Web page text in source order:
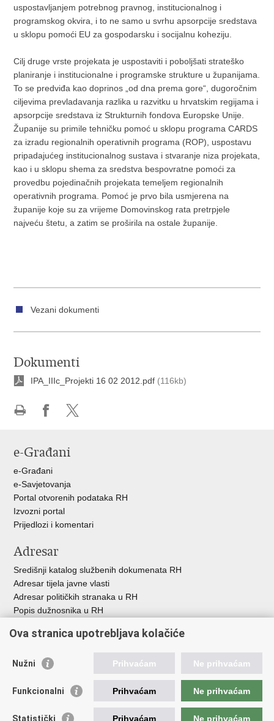
uspostavljanjem potrebnog pravnog, institucionalnog i
programskog okvira, i to ne samo u svrhu apsorpcije sredstava
u sklopu pomoći EU za gospodarsku i socijalnu koheziju.
Cilj druge vrste projekata je uspostaviti i poboljšati strateško
planiranje i institucionalne i programske strukture u županijama.
To se predviđa kao doprinos „od dna prema gore“, dugoročnim
ciljevima prevladavanja razlika u razvitku u hrvatskim regijama i
apsorpcije sredstava iz Strukturnih fondova Europske Unije.
Županije su primile tehničku pomoć u sklopu programa CARDS
za izradu regionalnih operativnih programa (ROP), uspostavu
pripadajućeg institucionalnog sustava i stvaranje niza projekata,
kao i u sklopu shema za sredstva bespovratne pomoći za
provedbu pojedinačnih projekata temeljem regionalnih
operativnih programa. Pomoć je prvo bila usmjerena na
županije koje su za vrijeme Domovinskog rata pretrpjele
najveću štetu, a zatim se proširila na ostale županije.
Vezani dokumenti
Dokumenti
IPA_IIIc_Projekti 16 02 2012.pdf (116kb)
Facebooku
X-
e-Građani
e-Građani
e-Savjetovanja
Portal otvorenih podataka RH
Izvozni portal
Prijedlozi i komentari
Adresar
Središnji katalog službenih dokumenata RH
Adresar tijela javne vlasti
Adresar političkih stranaka u RH
Popis dužnosnika u RH
Pozivi za žurnu pomoć
Važne poveznice
Strukturni i investicijski fondovi
Središnja agencija za financiranje i ugovaranje
Ova stranica upotrebljava kolačiće
Nužni Prihvaćam Ne prihvaćam
Funkcionalni Prihvaćam Ne prihvaćam
Statistički Prihvaćam Ne prihvaćam